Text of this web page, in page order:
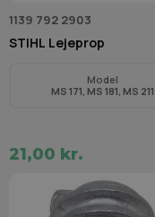
1139 792 2903
STIHL Lejeprop
Model
MS 171, MS 181, MS 211
21,00 kr.